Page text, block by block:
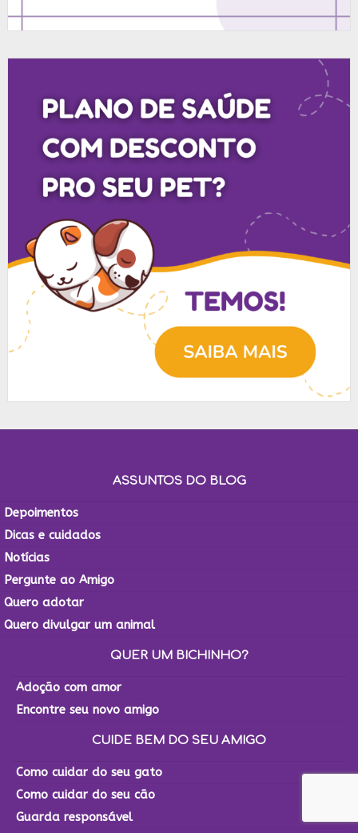
ASSUNTOS DO BLOG
Depoimentos
Dicas e cuidados
Notícias
Pergunte ao Amigo
Quero adotar
Quero divulgar um animal
QUER UM BICHINHO?
Adoção com amor
Encontre seu novo amigo
CUIDE BEM DO SEU AMIGO
Como cuidar do seu gato
Como cuidar do seu cão
Guarda responsável